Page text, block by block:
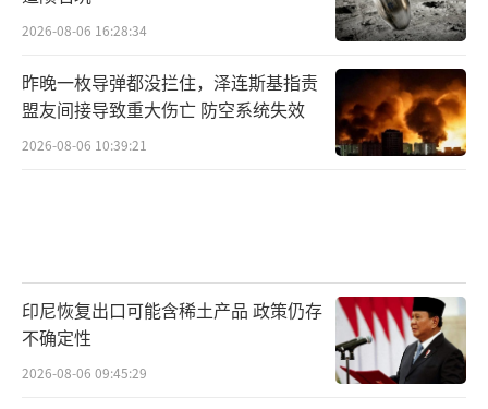
2026-08-06 16:28:34
昨晚一枚导弹都没拦住，泽连斯基指责
盟友间接导致重大伤亡 防空系统失效
2026-08-06 10:39:21
印尼恢复出口可能含稀土产品 政策仍存
不确定性
2026-08-06 09:45:29